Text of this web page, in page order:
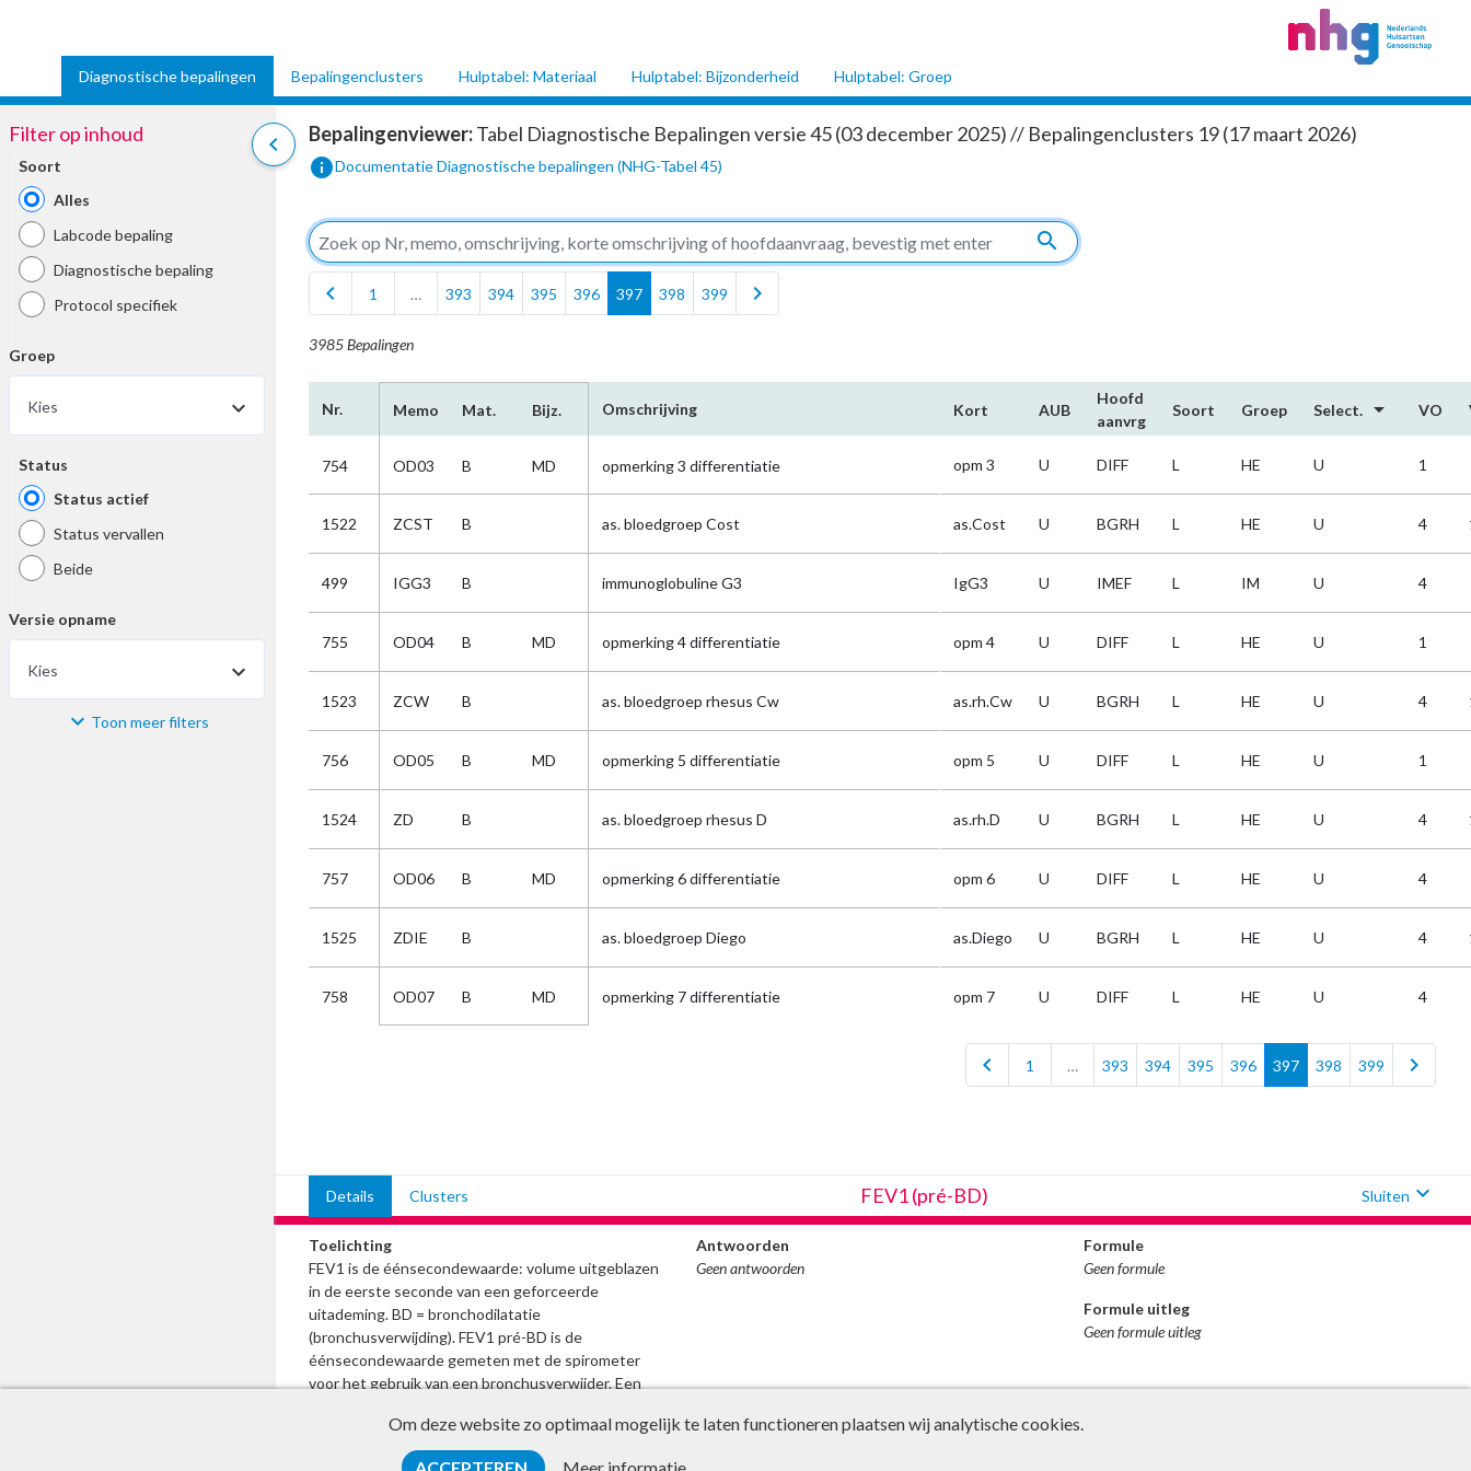
Diagnostische bepalingen Bepalingenclusters Hulptabel: Materiaal Hulptabel: Bijzonderheid Hulptabel: Groep
chevron_left
Filter op inhoud
Soort
Alles
Labcode bepaling
Diagnostische bepaling
Protocol specifiek
Groep
Kies
Status
Status actief
Status vervallen
Beide
Versie opname
Kies
Materiaal Toon meer filters
Bepalingenviewer:Tabel Diagnostische Bepalingen versie 45 (03 december 2025) // Bepalingenclusters 19 (17 maart 2026)
infoDocumentatie Diagnostische bepalingen (NHG-Tabel 45)
search
chevron_left
1 … 393 394 395 396 397 398 399 chevron_right
3985 Bepalingen
Nr. Memo Mat. Bijz. Omschrijving Kort AUB
Hoofd​
aanvrg
Soort Groep Select. arrow_drop_down VO
754 OD03 B MD opmerking 3 differentiatie opm 3 U DIFF L HE U 1
1522 ZCST B as. bloedgroep Cost as.Cost U BGRH L HE U 4
499 IGG3 B immunoglobuline G3 IgG3 U IMEF L IM U 4
755 OD04 B MD opmerking 4 differentiatie opm 4 U DIFF L HE U 1
1523 ZCW B as. bloedgroep rhesus Cw as.rh.Cw U BGRH L HE U 4
756 OD05 B MD opmerking 5 differentiatie opm 5 U DIFF L HE U 1
1524 ZD B as. bloedgroep rhesus D as.rh.D U BGRH L HE U 4
757 OD06 B MD opmerking 6 differentiatie opm 6 U DIFF L HE U 4
1525 ZDIE B as. bloedgroep Diego as.Diego U BGRH L HE U 4
758 OD07 B MD opmerking 7 differentiatie opm 7 U DIFF L HE U 4
chevron_left 1 … 393 394 395 396 397 398 399 chevron_right
Details Clusters FEV1 (pré-BD) Sluiten expand_more
Toelichting
FEV1 is de éénsecondewaarde: volume uitgeblazen
in de eerste seconde van een geforceerde
uitademing. BD = bronchodilatatie
(bronchusverwijding). FEV1 pré-BD is de
éénsecondewaarde gemeten met de spirometer
voor het gebruik van een bronchusverwijder. Een
bronchusverwijding, wordt ook onder FEV1 pré-BD
Antwoorden
Geen antwoorden
Formule
Geen formule
Formule uitleg
Geen formule uitleg
Om deze website zo optimaal mogelijk te laten functioneren plaatsen wij analytische cookies.